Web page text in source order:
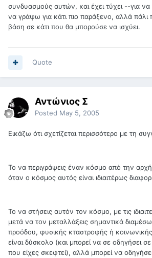
συνδυασμούς αυτών, και έχει τύχει --για
να γράψω για κάτι πιο παράξενο, αλλά πάλι
βάση σε κάτι που θα μπορούσε να ισχύει.
Quote
Αντώνιος Σ
Posted May 5, 2005
Εικάζω ότι σχετίζεται περισσότερο με τη
Το να περιγράψεις έναν κόσμο από την
όταν ο κόσμος αυτός είναι ιδιαιτέρως
Το να στήσεις αυτόν τον κόσμο, με τις
μετά να τον μεταλλάξεις σημαντικά
προόδου, φυσικής κταστροφής ή
είναι δύσκολο (και μπορεί να σε οδηγήσει
που είχες σκεφτεί), αλλά μπορεί να